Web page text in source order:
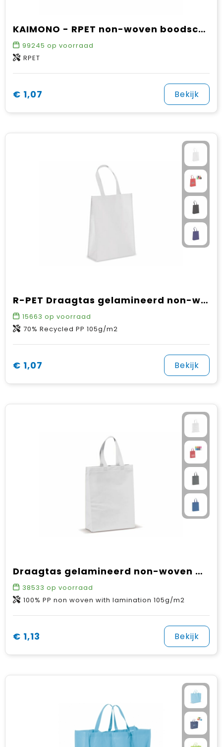
KAIMONO - RPET non-woven boodschappentas
99245 op voorraad
RPET
€ 1,07 Bekijk
R-PET Draagtas gelamineerd non-woven 30 x 12 x 40cm 105g/m²
15663 op voorraad
70% Recycled PP 105g/m2
€ 1,07 Bekijk
Draagtas gelamineerd non-woven medium 105g/m²
38533 op voorraad
100% PP non woven with lamination 105g/m2
€ 1,13 Bekijk